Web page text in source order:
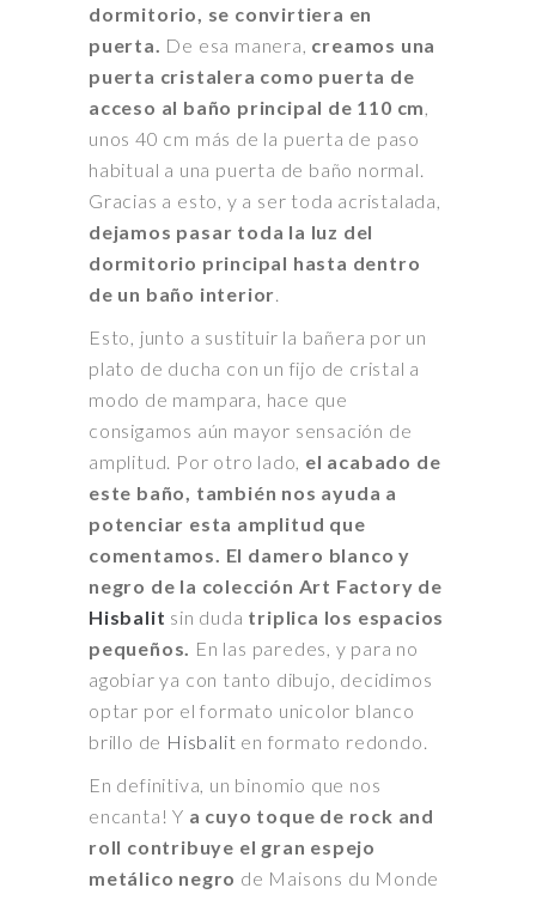
dormitorio, se convirtiera en
puerta.
De esa manera, creamos una
puerta cristalera como puerta de
acceso al baño principal de 110 cm
unos 40 cm más de la puerta de paso
habitual a una puerta de baño normal.
Gracias a esto, y a ser toda acristalada,
dejamos pasar toda la luz del
dormitorio principal hasta dentro
de un baño interior
Esto, junto a sustituir la bañera por un
plato de ducha con un fijo de cristal a
modo de mampara, hace que
consigamos aún mayor sensación de
amplitud. Por otro lado, el acabado de
este baño, también nos ayuda a
potenciar esta amplitud que
comentamos. El damero blanco y
negro de la colección Art Factory de
Hisbalit sin duda triplica los espacios
pequeños.
En las paredes, y para no
agobiar ya con tanto dibujo, decidimos
optar por el formato unicolor blanco
brillo de Hisbalit en formato redondo.
En definitiva, un binomio que nos
encanta! Y a cuyo toque de rock and
roll contribuye el gran espejo
metálico negro de Maisons du Monde